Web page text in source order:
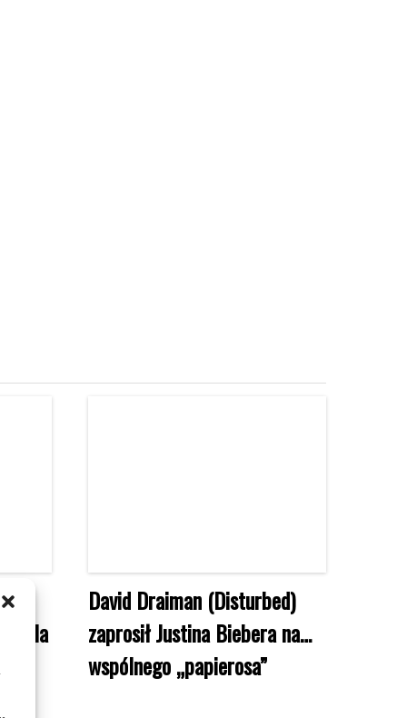
dla
David Draiman (Disturbed)
zaprosił Justina Biebera na…
wspólnego „papierosa”